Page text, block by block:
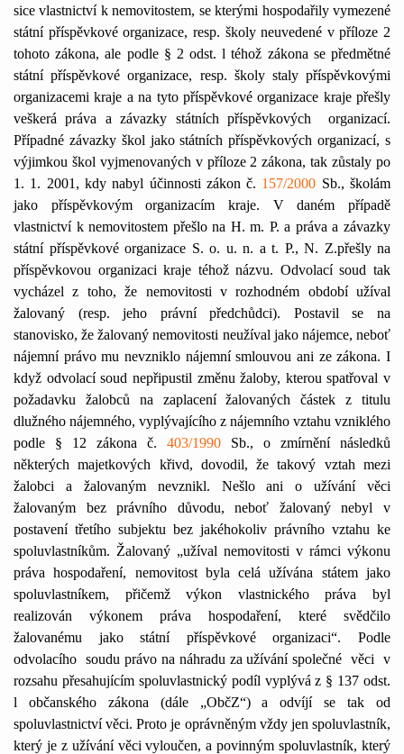
sice vlastnictví k nemovitostem, se kterými hospodařily vymezené
státní příspěvkové organizace, resp. školy neuvedené v příloze 2
tohoto zákona, ale podle § 2 odst. l téhož zákona se předmětné
státní příspěvkové organizace, resp. školy staly příspěvkovými
organizacemi kraje a na tyto příspěvkové organizace kraje přešly
veškerá práva a závazky státních příspěvkových
organizací.
Případné závazky škol jako státních příspěvkových organizací, s
výjimkou škol vyjmenovaných v příloze 2 zákona, tak zůstaly po
1. 1. 2001, kdy nabyl účinnosti zákon č. 157/2000 Sb., školám
jako příspěvkovým organizacím kraje. V daném případě
vlastnictví k nemovitostem přešlo na H. m. P. a práva a závazky
státní příspěvkové organizace S. o. u. n. a t. P., N. Z.přešly na
příspěvkovou organizaci kraje téhož názvu. Odvolací soud tak
vycházel z toho, že nemovitosti v rozhodném období užíval
žalovaný (resp. jeho právní předchůdci). Postavil se na
stanovisko, že žalovaný nemovitosti neužíval jako nájemce, neboť
nájemní právo mu nevzniklo nájemní smlouvou ani ze zákona. I
když odvolací soud nepřipustil změnu žaloby, kterou spatřoval v
požadavku žalobců na zaplacení žalovaných částek z titulu
dlužného nájemného, vyplývajícího z nájemního vztahu vzniklého
podle § 12 zákona č. 403/1990 Sb., o zmírnění následků
některých majetkových křivd, dovodil, že takový vztah mezi
žalobci a žalovaným nevznikl. Nešlo ani o užívání věci
žalovaným bez právního důvodu, neboť žalovaný nebyl v
postavení třetího subjektu bez jakéhokoliv právního vztahu ke
spoluvlastníkům. Žalovaný „užíval nemovitosti v rámci výkonu
práva hospodaření, nemovitost byla celá užívána státem jako
spoluvlastníkem, přičemž výkon vlastnického práva byl
realizován výkonem práva hospodaření, které svědčilo
žalovanému jako státní příspěvkové organizaci“. Podle
odvolacího soudu právo na náhradu za užívání společné věci
v
rozsahu přesahujícím spoluvlastnický podíl vyplývá z § 137 odst.
l občanského zákona (dále „ObčZ“) a odvíjí se tak od
spoluvlastnictví věci. Proto je oprávněným vždy jen spoluvlastník,
který je z užívání věci vyloučen, a povinným spoluvlastník, který